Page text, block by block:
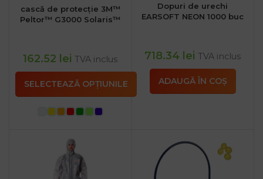
cască de protecție 3M™
Peltor™ G3000 Solaris™
162.52 lei TVA inclus
SELECTEAZĂ OPȚIUNILE
Dopuri de urechi
EARSOFT NEON 1000 buc
718.34 lei TVA inclus
ADAUGĂ ÎN COȘ